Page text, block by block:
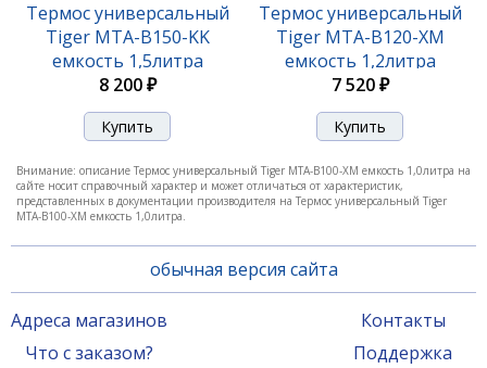
Термос универсальный
Tiger MTA-B150-KK
емкость 1,5литра
8 200 ₽
Термос универсальный
Tiger MTA-B120-XM
емкость 1,2литра
7 520 ₽
Внимание: описание Термос универсальный Tiger MTA-B100-XM емкость 1,0литра на
сайте носит справочный характер и может отличаться от характеристик,
представленных в документации производителя на Термос универсальный Tiger
MTA-B100-XM емкость 1,0литра.
обычная версия сайта
Адреса магазинов
Что с заказом?
Контакты
Поддержка